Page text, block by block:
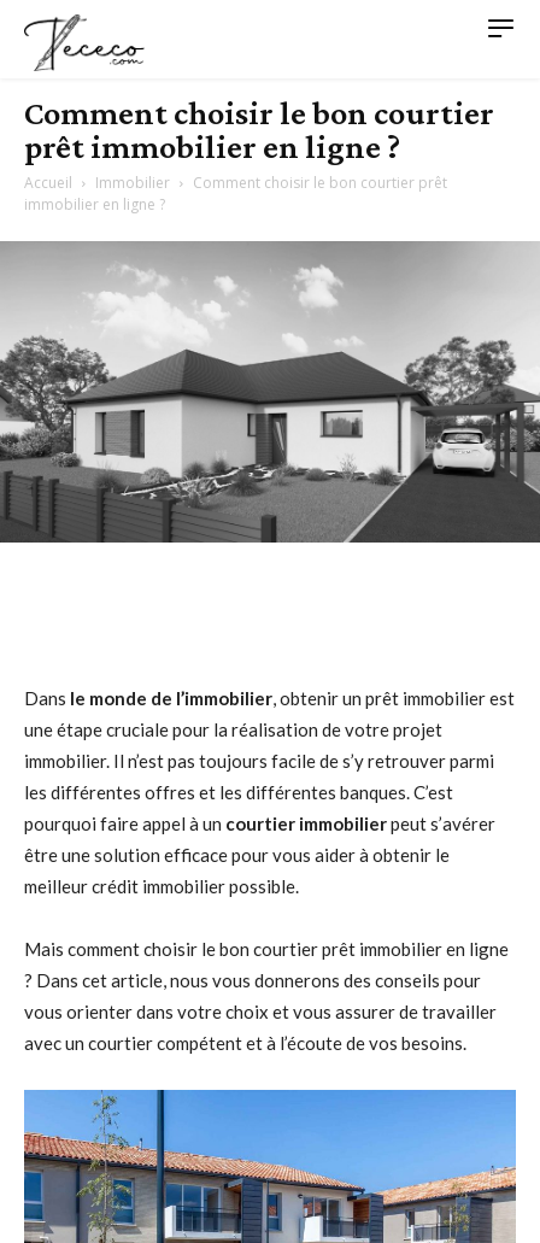
Comment choisir le bon courtier
prêt immobilier en ligne ?
Accueil Immobilier
Comment choisir le bon courtier prêt
immobilier en ligne ?
Dans le monde de l’immobilier, obtenir un prêt immobilier est
une étape cruciale pour la réalisation de votre projet
immobilier. Il n’est pas toujours facile de s’y retrouver parmi
les différentes offres et les différentes banques. C’est
pourquoi faire appel à un courtier immobilierpeut s’avérer
être une solution efficace pour vous aider à obtenir le
meilleur crédit immobilier possible.
Mais comment choisir le bon courtier prêt immobilier en ligne
? Dans cet article, nous vous donnerons des conseils pour
vous orienter dans votre choix et vous assurer de travailler
avec un courtier compétent et à l’écoute de vos besoins.